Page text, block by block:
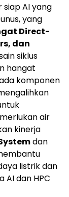
AI yang
yang
Direct-
dan
siklus
hangat
komponen
air
kinerja
dan
listrik dan
AI dan HPC